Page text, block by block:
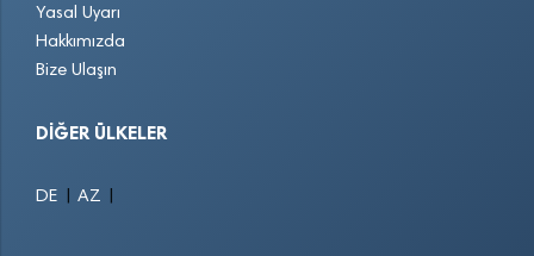
Yasal Uyarı
Hakkımızda
Bize Ulaşın
DIĞER ÜLKELER
DE AZ